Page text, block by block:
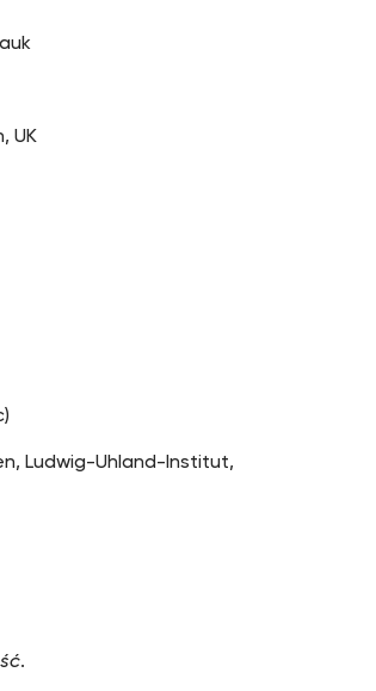
UK
Ludwig-Uhland-Institut,
.